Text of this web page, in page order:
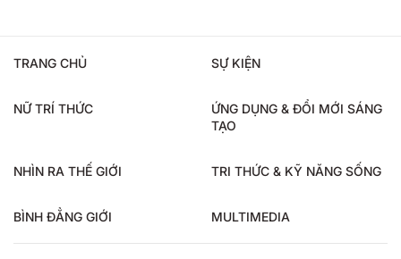
TRANG CHỦ SỰ KIỆN
NỮ TRÍ THỨC
ỨNG DỤNG & ĐỔI MỚI SÁNG
TẠO
NHÌN RA THẾ GIỚI TRI THỨC & KỸ NĂNG SỐNG
BÌNH ĐẲNG GIỚI MULTIMEDIA